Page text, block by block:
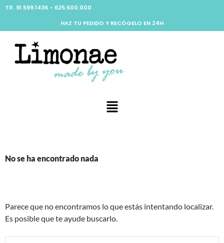
Tlf. 91.599.1436 - 625.500.000
HAZ TU PEDIDO Y RECÓGELO EN 24H
No se ha encontrado nada
Parece que no encontramos lo que estás intentando localizar.
Es posible que te ayude buscarlo.